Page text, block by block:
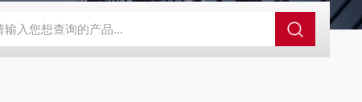
程开关KHXC24 井下机电设备 便携式移动液压系统总成 提升机